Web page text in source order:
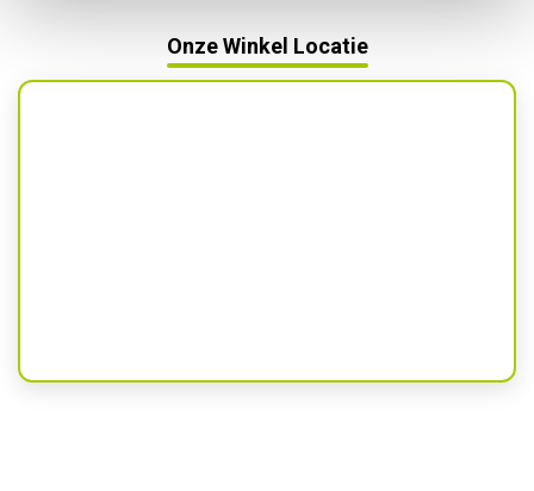
Onze Winkel Locatie